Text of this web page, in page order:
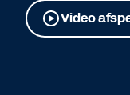
Video